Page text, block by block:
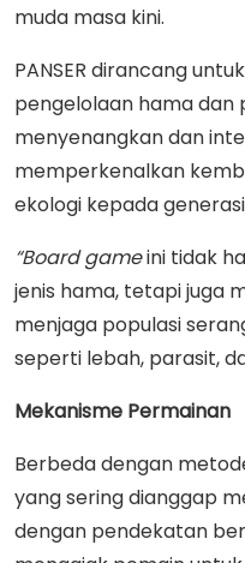
muda masa kini.
PANSER dirancang
pengelolaan hama dan
menyenangkan dan
memperkenalkan
ekologi kepada
“Board gameini tidak
jenis hama, tetapi juga
menjaga populasi
seperti lebah, parasit,
Mekanisme Permainan
Berbeda dengan
yang sering dianggap
dengan pendekatan